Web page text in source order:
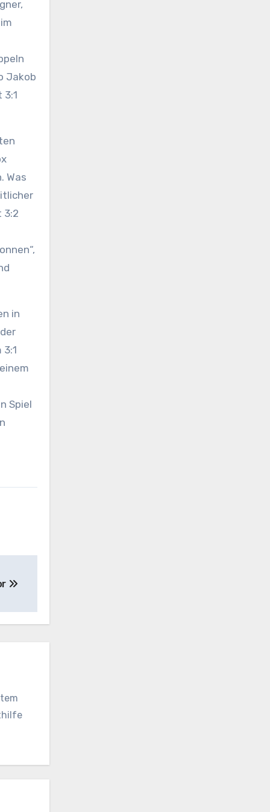
Jakob
Was
3:2
in
Spiel